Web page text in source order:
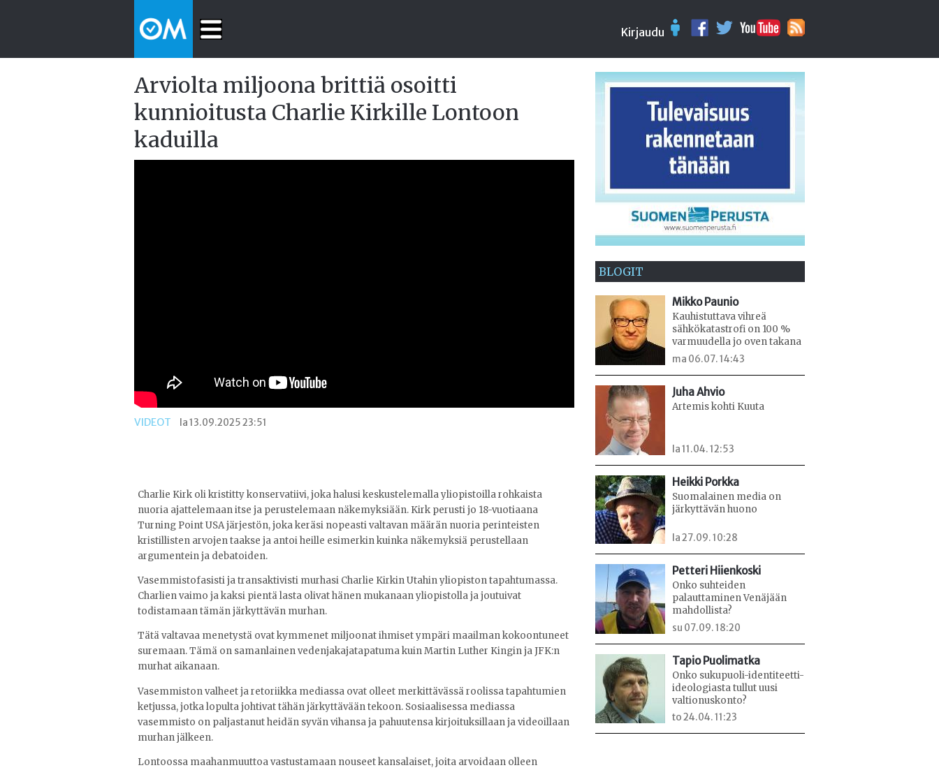
Kirjaudu
Arviolta miljoona brittiä osoitti
kunnioitusta Charlie Kirkille Lontoon
kaduilla
VIDEOT la 13.09.2025 23:51
Charlie Kirk oli kristitty konservatiivi, joka halusi keskustelemalla yliopistoilla rohkaista
nuoria ajattelemaan itse ja perustelemaan näkemyksiään. Kirk perusti jo 18-vuotiaana
Turning Point USA järjestön, joka keräsi nopeasti valtavan määrän nuoria perinteisten
kristillisten arvojen taakse ja antoi heille esimerkin kuinka näkemyksiä perustellaan
argumentein ja debatoiden.
Vasemmistofasisti ja transaktivisti murhasi Charlie Kirkin Utahin yliopiston tapahtumassa.
Charlien vaimo ja kaksi pientä lasta olivat hänen mukanaan yliopistolla ja joutuivat
todistamaan tämän järkyttävän murhan.
Tätä valtavaa menetystä ovat kymmenet miljoonat ihmiset ympäri maailman kokoontuneet
suremaan. Tämä on samanlainen vedenjakajatapatuma kuin Martin Luther Kingin ja JFK:n
murhat aikanaan.
Vasemmiston valheet ja retoriikka mediassa ovat olleet merkittävässä roolissa tapahtumien
ketjussa, jotka lopulta johtivat tähän järkyttävään tekoon. Sosiaalisessa mediassa
vasemmisto on paljastanut heidän syvän vihansa ja pahuutensa kirjoituksillaan ja videoillaan
murhan jälkeen.
Lontoossa maahanmuuttoa vastustamaan nouseet kansalaiset, joita arvoidaan olleen
BLOGIT
Mikko Paunio
Kauhistuttava vihreä
sähkökatastrofi on 100 %
varmuudella jo oven takana
ma 06.07. 14:43
Juha Ahvio
Artemis kohti Kuuta
la 11.04. 12:53
Heikki Porkka
Suomalainen media on
järkyttävän huono
la 27.09. 10:28
Petteri Hiienkoski
Onko suhteiden
palauttaminen Venäjään
mahdollista?
su 07.09. 18:20
Tapio Puolimatka
Onko sukupuoli-identiteetti-
ideologiasta tullut uusi
valtionuskonto?
to 24.04. 11:23